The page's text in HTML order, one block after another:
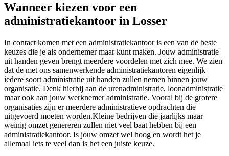
Wanneer kiezen voor een
administratiekantoor in Losser
In contact komen met een administratiekantoor is een van de beste
keuzes die je als ondernemer maar kunt maken. Jouw administratie
uit handen geven brengt meerdere voordelen met zich mee. We zien
dat de met ons samenwerkende administratiekantoren eigenlijk
iedere soort administratie uit handen zullen nemen binnen jouw
organisatie. Denk hierbij aan de urenadministratie, loonadministratie
maar ook aan jouw werknemer administratie. Vooral bij de grotere
organisaties zijn er meerdere administratieve opdrachten die
uitgevoerd moeten worden.Kleine bedrijven die jaarlijks maar
weinig omzet genereren zullen niet veel baat hebben bij een
administratiekantoor. Is jouw omzet wel hoog en wordt het je
allemaal iets te veel dan is het een juiste keuze.